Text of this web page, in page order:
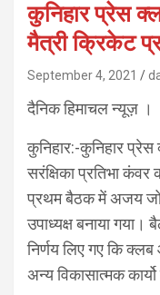
कुनिहार प्रेस
मैत्री क्रिकेट
September 4, 2021
दैनिक हिमाचल न्यूज़ ।
कुनिहार:-कुनिहार
सरंक्षिका प्रतिभा
प्रथम बैठक में अजय
उपाध्यक्ष बनाया गया।
निर्णय लिए गए कि
अन्य विकासात्मक